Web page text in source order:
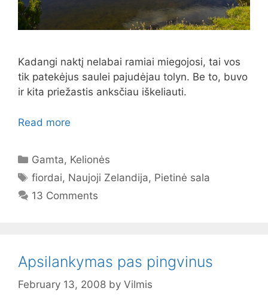
Kadangi naktį nelabai ramiai miegojosi, tai vos
tik patekėjus saulei pajudėjau tolyn. Be to, buvo
ir kita priežastis anksčiau iškeliauti.
Read more
Categories
Gamta, Kelionės
Tags
fiordai, Naujoji Zelandija, Pietinė sala
13 Comments
Apsilankymas pas pingvinus
February 13, 2008 by Vilmis